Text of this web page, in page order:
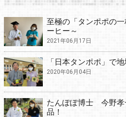
至極の「タンポポの
ーヒー～
2021年06月17日
「日本タンポポ」で
2020年06月04日
たんぽぽ博士 今野孝
品！